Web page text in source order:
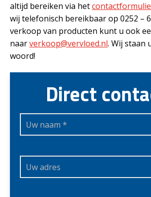
altijd bereiken via het
wij telefonisch bereikbaar op 0252 –
verkoop van producten kunt u ook
naarverkoop@vervloed.nl. Wij staan
woord!
Direct